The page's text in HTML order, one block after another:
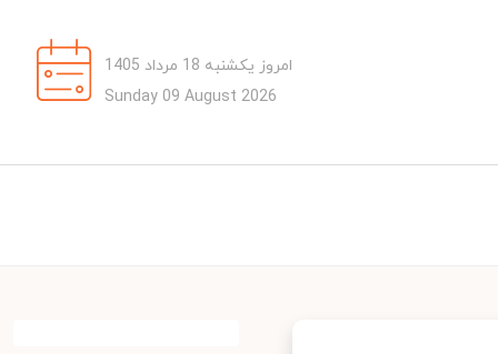
امروز یکشنبه 18 مرداد 1405
Sunday 09 August 2026